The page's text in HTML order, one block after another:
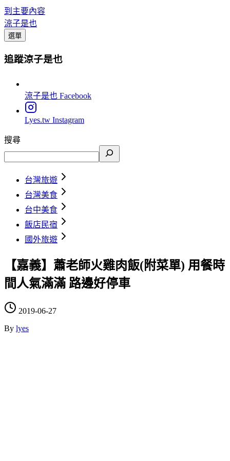
到主要內容
涼子是也
選單
追蹤涼子是也
涼子是也 Facebook
Lyes.tw Instagram
搜尋
台灣旅遊
台灣美食
台中美食
飯店民宿
國外旅遊
【嘉義】蕭老師火雞肉飯(附菜單) 用餐時
間人氣滿滿 路邊好停車
2019-06-27
By lyes